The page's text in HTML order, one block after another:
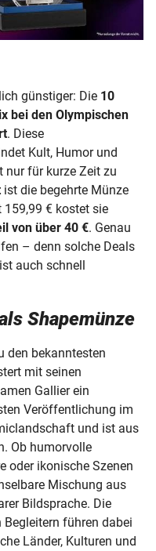
günstiger: Die 10
bei den Olympischen
. Diese
Kult, Humor und
nur für kurze Zeit zu
ist die begehrte Münze
€ kostet sie
von über 40 €. Genau
– denn solche Deals
auch schnell
Shapemünze
den bekanntesten
mit seinen
Gallier ein
Veröffentlichung im
und ist aus
Ob humorvolle
oder ikonische Szenen
Mischung aus
Bildsprache. Die
Begleitern führen dabei
Länder, Kulturen und